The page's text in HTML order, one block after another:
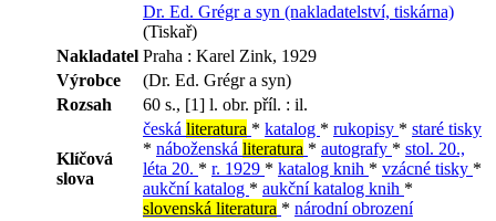
Dr. Ed. Grégr a syn (nakladatelství, tiskárna)
(Tiskař)
Nakladatel Praha : Karel Zink, 1929
Výrobce
(Dr. Ed. Grégr a syn)
Rozsah
60 s., [1] l. obr. příl. : il.
Klíčová
slova
česká literatura * katalog * rukopisy * staré tisky
* náboženská literatura * autografy * stol. 20.,
léta 20. * r. 1929 * katalog knih * vzácné tisky *
aukční katalog * aukční katalog knih *
slovenská literatura * národní obrození